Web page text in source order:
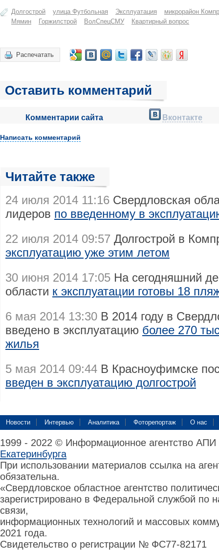
Долгострой улица Футбольная Эксплуатация
микрорайон
Мямин
Горжилстрой ВолСпецСМУ Квартирный вопрос
Распечатать
Оставить комментарий
Комментарии сайта Вконтакте
Написать комментарий
Читайте также
24 июля 2014 11:16 Свердловская
лидеров по введенному в
22 июля 2014 09:57 Долгострой в
эксплуатацию уже этим летом
30 июня 2014 17:05 На сегодняшний
области к эксплуатации готовы 18
6 мая 2014 13:30 В 2014 году в
введено в эксплуатацию более 270
жилья
5 мая 2014 09:44 В Красноуфимске
введен в эксплуатацию долгострой
Новости Интервью Аналитика Фоторепортаж О нас
1999 - 2022 © Информационное агентство
Екатеринбурга
При использовании материалов ссылка на
обязательна.
«Свердловское областное агентство
зарегистрировано в Федеральной службой по
связи,
информационных технологий и массовых
2021 года.
Свидетельство о регистрации № ФС77-82171